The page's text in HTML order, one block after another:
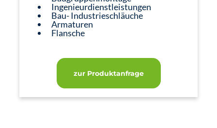
Ingenieurdienstleistungen
Bau- Industrieschläuche
Armaturen
Flansche
zur Produktanfrage